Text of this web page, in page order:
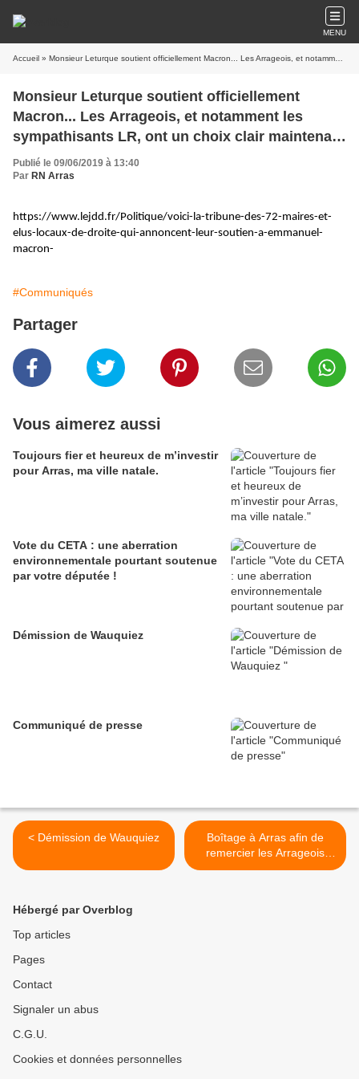
MENU
Accueil » Monsieur Leturque soutient officiellement Macron... Les Arrageois, et notamment les sympathisants LR, ont un choix clair maintenant : Macron ou nous !
Monsieur Leturque soutient officiellement
Macron... Les Arrageois, et notamment les
sympathisants LR, ont un choix clair maintenant
: Macron ou nous !
Publié le 09/06/2019 à 13:40
Par RN Arras
https://www.lejdd.fr/Politique/voici-la-tribune-des-72-maires-et-
elus-locaux-de-droite-qui-annoncent-leur-soutien-a-emmanuel-
macron-
#Communiqués
Partager
Vous aimerez aussi
Toujours fier et heureux de m’investir
pour Arras, ma ville natale.
Vote du CETA : une aberration
environnementale pourtant soutenue
par votre députée !
Démission de Wauquiez
Communiqué de presse
< Démission de Wauquiez
Boîtage à Arras afin de
remercier les Arrageois
d’avoir mis en tête notre
Hébergé par Overblog
Top articles
Pages
Contact
Signaler un abus
C.G.U.
Cookies et données personnelles